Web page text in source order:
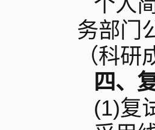
务部门
（科
四、
(1)复